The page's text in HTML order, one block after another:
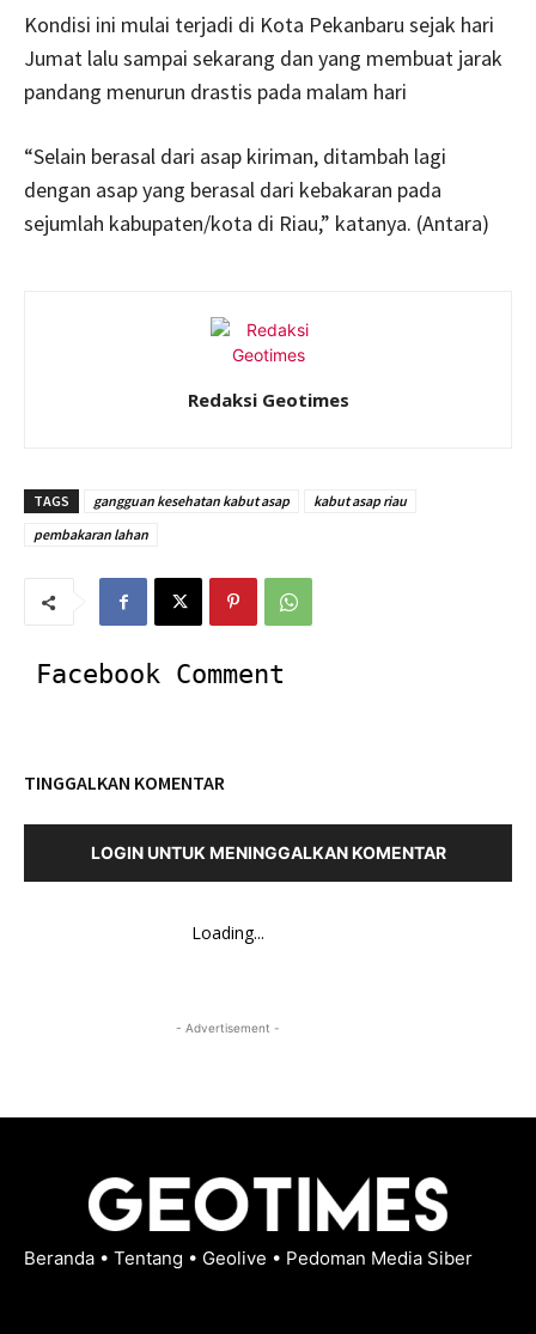
Kondisi ini mulai terjadi di Kota Pekanbaru sejak hari
Jumat lalu sampai sekarang dan yang membuat jarak
pandang menurun drastis pada malam hari
“Selain berasal dari asap kiriman, ditambah lagi
dengan asap yang berasal dari kebakaran pada
sejumlah kabupaten/kota di Riau,” katanya. (Antara)
Redaksi Geotimes
TAGS gangguan kesehatan kabut asap
kabut asap riau
pembakaran lahan
Facebook Comment
TINGGALKAN KOMENTAR
LOGIN UNTUK MENINGGALKAN KOMENTAR
Loading...
- Advertisement -
Beranda • Tentang • Geolive • Pedoman Media Siber